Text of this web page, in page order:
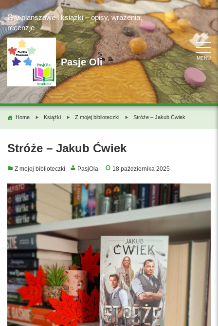
to
content
Gry planszowe i książki – opisy, wrażenia,
recenzje
Pasje Oli MENU
Home Książki Z mojej biblioteczki Stróże – Jakub Ćwiek
Stróże – Jakub Ćwiek
Z mojej biblioteczki PasjOla 18 października 2025